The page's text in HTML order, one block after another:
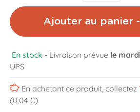
Ajouter au panier
En stock - Livraison prévue le
UPS
En achetant ce produit, collectez
(0,04 €)